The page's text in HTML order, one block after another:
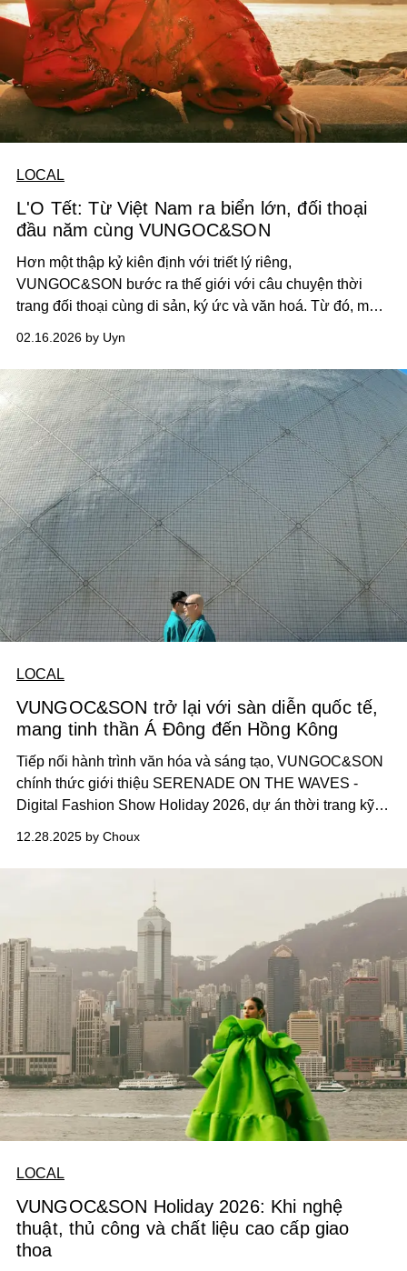
LOCAL
L'O Tết: Từ Việt Nam ra biển lớn, đối thoại
đầu năm cùng VUNGOC&SON
Hơn một thập kỷ kiên định với triết lý riêng,
VUNGOC&SON bước ra thế giới với câu chuyện thời
trang đối thoại cùng di sản, ký ức và văn hoá. Từ đó, mở
tại Hong Kong, đánh dấu sự trưởng thành của thương
hiệu trong chương mới.
02.16.2026 by Uyn
LOCAL
VUNGOC&SON trở lại với sàn diễn quốc tế,
mang tinh thần Á Đông đến Hồng Kông
Tiếp nối hành trình văn hóa và sáng tạo, VUNGOC&SON
chính thức giới thiệu SERENADE ON THE WAVES -
Digital Fashion Show Holiday 2026, dự án thời trang kỹ
trong những trung tâm văn hóa, sáng tạo và điện ảnh
hàng đầu châu Á.
12.28.2025 by Choux
LOCAL
VUNGOC&SON Holiday 2026: Khi nghệ
thuật, thủ công và chất liệu cao cấp giao
thoa